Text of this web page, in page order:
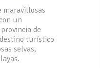
maravillosas
un
de
turístico
selvas,